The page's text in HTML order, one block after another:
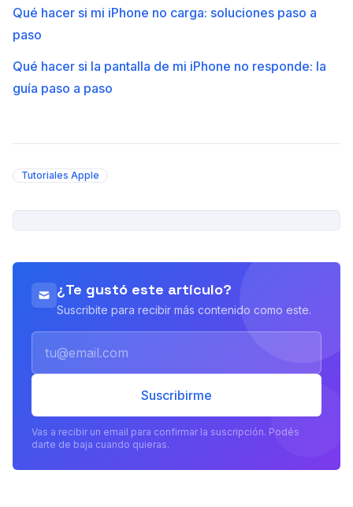
Qué hacer si mi iPhone no carga: soluciones paso a
paso
Qué hacer si la pantalla de mi iPhone no responde: la
guía paso a paso
Tutoriales Apple
¿Te gustó este artículo?
Suscribite para recibir más contenido como este.
Suscribirme
Vas a recibir un email para confirmar la suscripción. Podés
darte de baja cuando quieras.